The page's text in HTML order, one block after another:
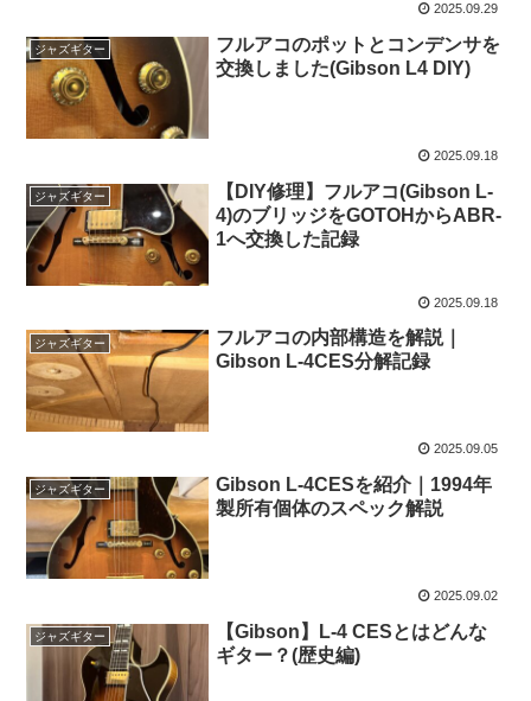
2025.09.29
ジャズギター
フルアコのポットとコンデンサを
交換しました(Gibson L4 DIY)
2025.09.18
ジャズギター
【DIY修理】フルアコ(Gibson L-
4)のブリッジをGOTOHからABR-
1へ交換した記録
2025.09.18
ジャズギター
フルアコの内部構造を解説｜
Gibson L-4CES分解記録
2025.09.05
ジャズギター
Gibson L-4CESを紹介｜1994年
製所有個体のスペック解説
2025.09.02
ジャズギター
【Gibson】L-4 CESとはどんな
ギター？(歴史編)